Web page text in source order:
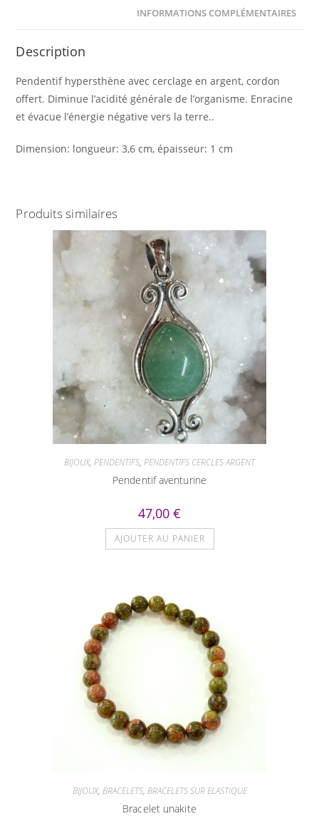
INFORMATIONS COMPLÉMENTAIRES
Description
Pendentif hypersthène avec cerclage en argent, cordon
offert. Diminue l’acidité générale de l’organisme. Enracine
et évacue l’énergie négative vers la terre..
Dimension: longueur: 3,6 cm, épaisseur: 1 cm
Produits similaires
BIJOUX, PENDENTIFS, PENDENTIFS CERCLES ARGENT
Pendentif aventurine
47,00 €
AJOUTER AU PANIER
BIJOUX, BRACELETS, BRACELETS SUR ELASTIQUE
Bracelet unakite